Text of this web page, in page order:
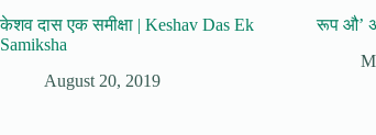
केशव दास एक समीक्षा | Keshav Das Ek
Samiksha
August 20, 2019
रूप औ’